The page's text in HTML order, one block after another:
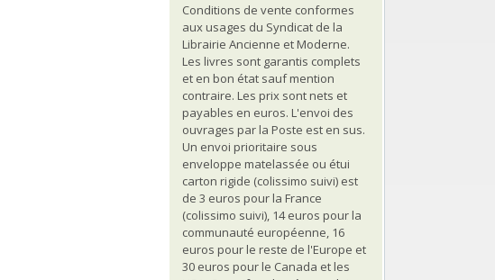
Conditions de vente conformes
aux usages du Syndicat de la
Librairie Ancienne et Moderne.
Les livres sont garantis complets
et en bon état sauf mention
contraire. Les prix sont nets et
payables en euros. L'envoi des
ouvrages par la Poste est en sus.
Un envoi prioritaire sous
enveloppe matelassée ou étui
carton rigide (colissimo suivi) est
de 3 euros pour la France
(colissimo suivi), 14 euros pour la
communauté européenne, 16
euros pour le reste de l'Europe et
30 euros pour le Canada et les